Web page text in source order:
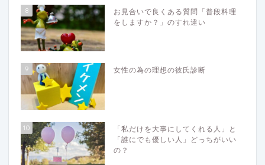
8
お見合いで良くある質問「普段料理
をしますか？」のすれ違い
9 女性の為の理想の彼氏診断
10
「私だけを大事にしてくれる人」と
「誰にでも優しい人」どっちがいい
の？